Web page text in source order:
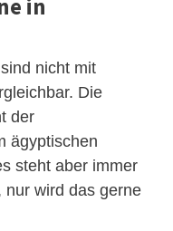
in
nicht mit
Die
der
ägyptischen
steht aber immer
nur wird das gerne